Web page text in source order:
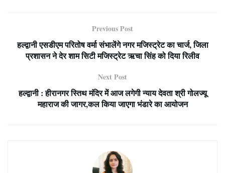
Previous Post
हल्द्वानी एसडीएम परितोष वर्मा संभालेंगे नगर मजिस्ट्रेट का चार्ज, जिला
प्रशासन ने देर शाम सिटी मजिस्ट्रेट ऋचा सिंह को दिया रिलीव
Next Post
हल्द्वानी : हीरानगर स्तिथ मंदिर में आज लगेगी न्याय देवता श्री गोलज्यू
महाराज की जागर,कल किया जाएगा भंडारे का आयोजन